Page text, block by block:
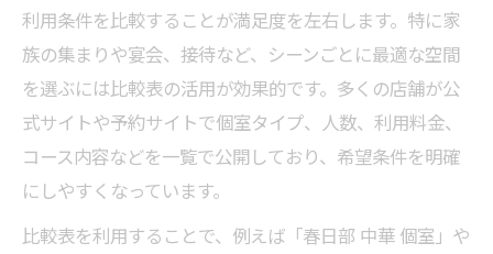
利用条件を比較することが満足度を左右します。特に家
族の集まりや宴会、接待など、シーンごとに最適な空間
を選ぶには比較表の活用が効果的です。多くの店舗が公
式サイトや予約サイトで個室タイプ、人数、利用料金、
コース内容などを一覧で公開しており、希望条件を明確
にしやすくなっています。
比較表を利用することで、例えば「春日部 中華 個室」や